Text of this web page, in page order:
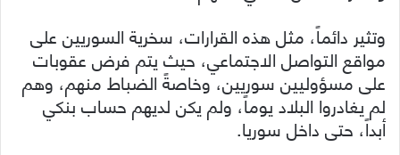
وتثير دائماً، مثل هذه القرارات، سخرية السوريين على
مواقع التواصل الاجتماعي، حيث يتم فرض عقوبات
على مسؤوليين سوريين، وخاصةً الضباط منهم، وهم
لم يغادروا البلاد يوماً، ولم يكن لديهم حساب بنكي
أبداً، حتى داخل سوريا.